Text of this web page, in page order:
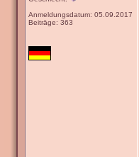
Anmeldungsdatum: 05.09.2017
Beiträge: 363